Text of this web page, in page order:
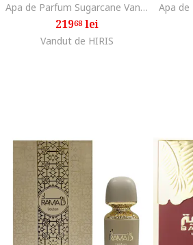
Apa de Parfum Sugarcane Vanilla, Unisex, 100 ml
21968lei
Vandut de HIRIS